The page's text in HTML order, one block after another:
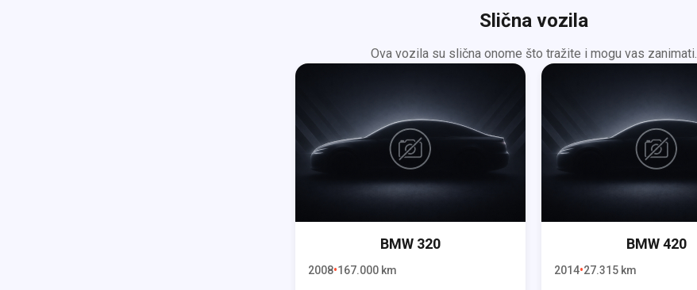
Slična vozila
Ova vozila su slična onome što tražite i mogu vas zanimati.
BMW 320
2008 167.000 km
BMW420
2014 27.315 km